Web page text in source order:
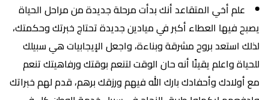
علم أخي المتقاعد أنك بدأت مرحلة جديدة من مراحل الحياة
يصبح فيها العطاء أكبر في ميادين جديدة تحتاج خبرتك وحكمتك،
لذلك استعد بروح مشرقة وبناءة، واجعل الإيجابيات هي سبيلك
للحياة واعلم يقينًا أنه حان الوقت لتنعم بوقتك ورفاهيتك تنعم
مع أولادك وأحفادك بارك الله فيهم ورزقك برهم، قدم لهم خبراتك